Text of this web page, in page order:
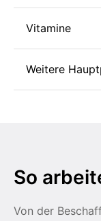
Vitamine
Weitere
So
Von der